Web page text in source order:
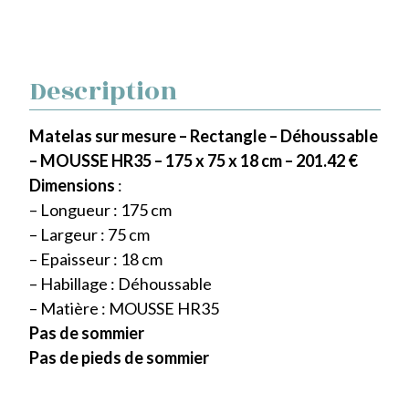
Description
Matelas sur mesure – Rectangle – Déhoussable
– MOUSSE HR35 – 175 x 75 x 18 cm – 201.42 €
Dimensions :
– Longueur : 175 cm
– Largeur : 75 cm
– Epaisseur : 18 cm
– Habillage : Déhoussable
– Matière : MOUSSE HR35
Pas de sommier
Pas de pieds de sommier